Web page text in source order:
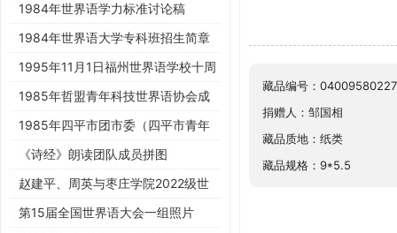
1984年世界语学力标准讨论稿
1984年世界语大学专科班招生简章
1995年11月1日福州世界语学校十周
年庆典请柬
1985年哲盟青年科技世界语协会成
立大会请柬
1985年四平市团市委（四平市青年
世协筹）请柬
《诗经》朗读团队成员拼图
赵建平、周英与枣庄学院2022级世
界语班同学合影留念
第15届全国世界语大会一组照片
藏品编号：
捐赠人：邹国相
藏品质地：纸类
藏品规格：9*5.5